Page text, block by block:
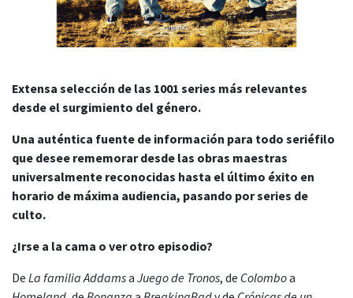
Extensa selección de las 1001 series más relevantes
desde el surgimiento del género.
Una auténtica fuente de información para todo seriéfilo
que desee rememorar desde las obras maestras
universalmente reconocidas hasta el último éxito en
horario de máxima audiencia, pasando por series de
culto.
¿Irse a la cama o ver otro episodio?
De La familia Addamsa Juego de Tronos, de Colomboa